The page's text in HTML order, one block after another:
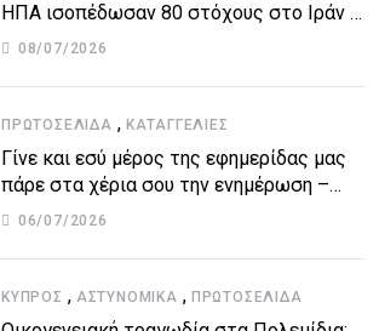
ΗΠΑ ισοπέδωσαν 80 στόχους στο Ιράν –
Μπαράζ επιθέσεων σε αμερικανικές
08/07/2026
ΠΡΩΤΟΣΈΛΙΔΑ , ΚΑΤΑΓΓΕΛΙΕΣ
Γίνε και εσύ μέρος της εφημερίδας μας
πάρε στα χέρια σου την ενημέρωση –
στείλε το δικό σου άρθρο την δική σου
06/07/2026
ΚΎΠΡΟΣ , ΑΣΤΥΝΟΜΙΚΆ , ΠΡΩΤΟΣΈΛΙΔΑ